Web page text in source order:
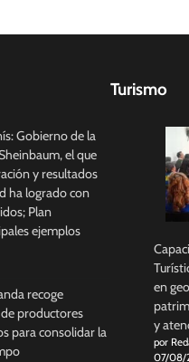
Gobierno de la
el que
y resultados
ha logrado con
Plan
ejemplos
recoge
productores
para consolidar la
Turismo
en
y
por
07/08/